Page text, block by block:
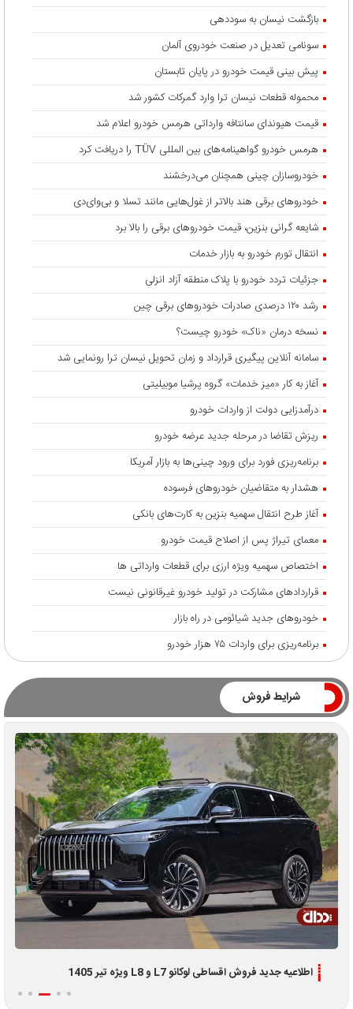
بازگشت نیسان به سوددهی
سونامی تعدیل در صنعت خودروی آلمان
پیش بینی قیمت خودرو در پایان تابستان
محموله قطعات نیسان ترا وارد گمرکات کشور شد
قیمت هیوندای سانتافه وارداتی هرمس خودرو اعلام شد
هرمس خودرو گواهینامه‌های بین المللی TÜV را دریافت کرد
خودروسازان چینی همچنان می‌درخشند
خودروهای برقی هند بالاتر از غول‌هایی مانند تسلا و بی‌وای‌دی
شایعه گرانی بنزین، قیمت خودروهای برقی را بالا برد
انتقال تورم خودرو به بازار خدمات
جزئیات تردد خودرو با پلاک منطقه آزاد انزلی
رشد ۱۲۰ درصدی صادرات خودروهای برقی چین
نسخه درمان «ناک» خودرو چیست؟
سامانه آنلاین پیگیری قرارداد‌ و زمان تحویل نیسان ترا رونمایی شد
آغاز به کار «میز خدمات» گروه پرشیا موبیلیتی
درآمدزایی دولت از واردات خودرو
ریزش تقاضا در مرحله جدید عرضه خودرو
برنامه‌ریزی فورد برای ورود چینی‌ها به بازار آمریکا
هشدار به متقاضیان خودروهای فرسوده
آغاز طرح انتقال سهمیه بنزین به کارت‌های بانکی
معمای تیراژ پس از اصلاح قیمت خودرو
اختصاص سهمیه ویژه ارزی برای قطعات وارداتی ها
قراردادهای مشارکت در تولید خودرو غیرقانونی نیست
خودروهای جدید شیائومی در راه بازار
برنامه‌ریزی برای واردات ۷۵ هزار خودرو
شرایط فروش
شرایط جدید فروش نیسان قشقایی شامل 3 طرح